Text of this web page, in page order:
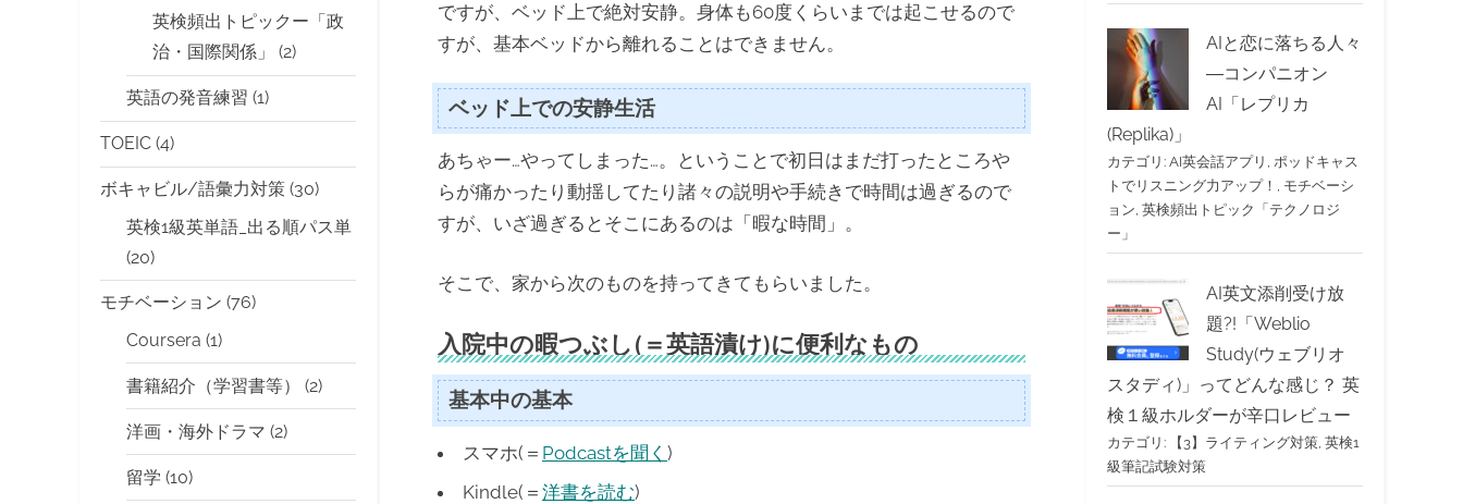
ですが、ベッド上で絶対安静。身体も60度くらいまでは起こせるので
すが、基本ベッドから離れることはできません。
ベッド上での安静生活
あちゃー…やってしまった…。ということで初日はまだ打ったところや
らが痛かったり動揺してたり諸々の説明や手続きで時間は過ぎるので
すが、いざ過ぎるとそこにあるのは「暇な時間」。
そこで、家から次のものを持ってきてもらいました。
入院中の暇つぶし(＝英語漬け)に便利なもの
基本中の基本
スマホ(＝ Podcastを聞く )
Kindle(＝ 洋書を読む)
英検頻出トピックー「政
治・国際関係」
(2)
英語の発音練習 (1)
TOEIC (4)
ボキャビル/語彙力対策 (30)
英検1級英単語_出る順パス単
(20)
モチベーション (76)
Coursera (1)
書籍紹介（学習書等） (2)
洋画・海外ドラマ (2)
留学 (10)
AIと恋に落ちる人々
―コンパニオン
AI「レプリカ
(Replika)」
カテゴリ: AI英会話アプリ
ポッドキャス
トでリスニング力アップ！
モチベーシ
ョン 英検頻出トピック「テクノロジ
ー」
AI英文添削受け放
題?!「Weblio
Study(ウェブリオ
スタディ)」ってどんな感じ？ 英
検１級ホルダーが辛口レビュー
カテゴリ: 【3】ライティング対策 英検1
級筆記試験対策